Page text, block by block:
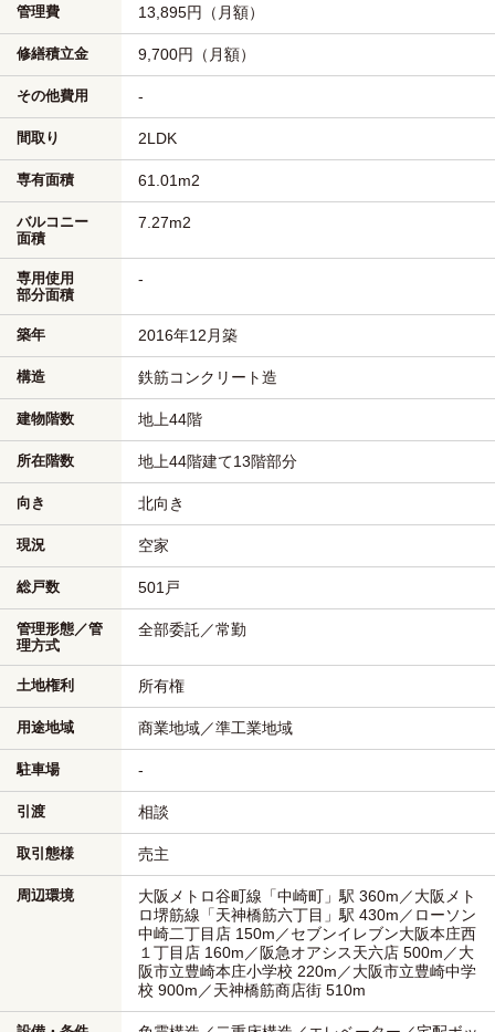
管理費 13,895円（月額）
修繕積立金 9,700円（月額）
その他費用 -
間取り 2LDK
専有面積 61.01m2
バルコニー
面積
7.27m2
専用使用
部分面積
-
築年 2016年12月築
構造 鉄筋コンクリート造
建物階数 地上44階
所在階数 地上44階建て13階部分
向き 北向き
現況 空家
総戸数 501戸
管理形態／管
理方式
全部委託／常勤
土地権利 所有権
用途地域 商業地域／準工業地域
駐車場 -
引渡 相談
取引態様 売主
周辺環境
大阪メトロ谷町線「中崎町」駅 360m／大阪メト
ロ堺筋線「天神橋筋六丁目」駅 430m／ローソン
中崎二丁目店 150m／セブンイレブン大阪本庄西
１丁目店 160m／阪急オアシス天六店 500m／大
阪市立豊崎本庄小学校 220m／大阪市立豊崎中学
校 900m／天神橋筋商店街 510m